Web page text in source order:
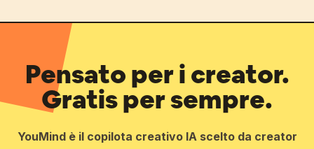
Pensato per i creator.
Gratis per sempre.
YouMind è il copilota creativo IA scelto da creator